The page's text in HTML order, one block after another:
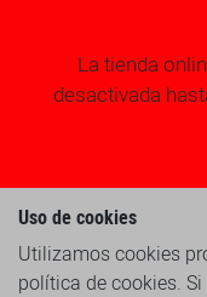
La tienda
desactivada
Uso de cookies
Utilizamos cookies
política de cookies.